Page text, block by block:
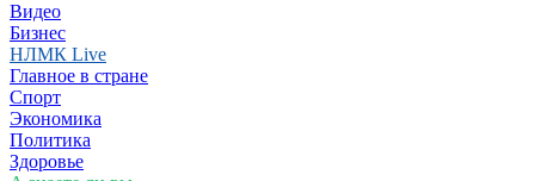
Видео
Бизнес
НЛМК Live
Главное в стране
Спорт
Экономика
Политика
Здоровье